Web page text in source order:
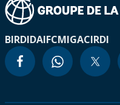
BIRDIDAIFCMIGACIRDI